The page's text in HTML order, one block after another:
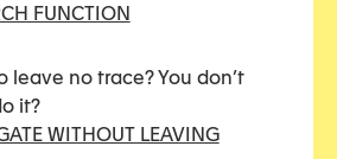
FUNCTION
leave no trace? You don’t
it?
WITHOUT LEAVING